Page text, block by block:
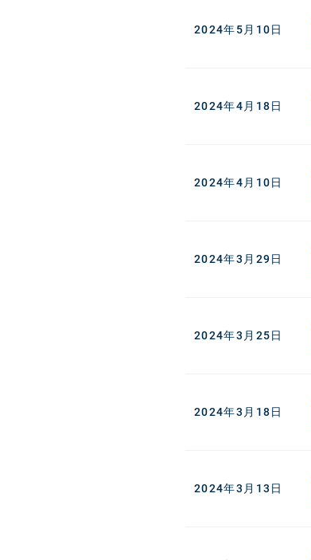
2024年5月10日
2024年4月18日
2024年4月10日
2024年3月29日
2024年3月25日
2024年3月18日
2024年3月13日